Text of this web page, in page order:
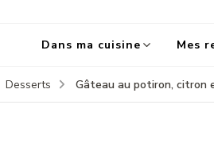
Dans ma cuisine Mes
Desserts Gâteau au potiron, citron